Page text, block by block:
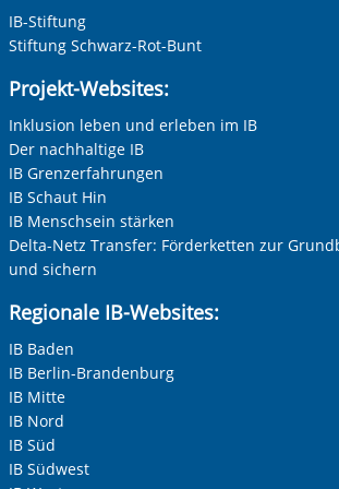
Ihre Telefonnummer
Betreff ihrer Anfrage
Zur Aktivierung der Videos
IB-Stiftung
Stiftung Schwarz-Rot-Bunt
Projekt-Websites:
Inklusion leben und erleben im IB
Der nachhaltige IB
IB Grenzerfahrungen
IB Schaut Hin
IB Menschsein stärken
Delta-Netz Transfer: Förderketten zur
und sichern
Regionale IB-Websites:
IB Baden
IB Berlin-Brandenburg
IB Mitte
IB Nord
IB Süd
IB Südwest